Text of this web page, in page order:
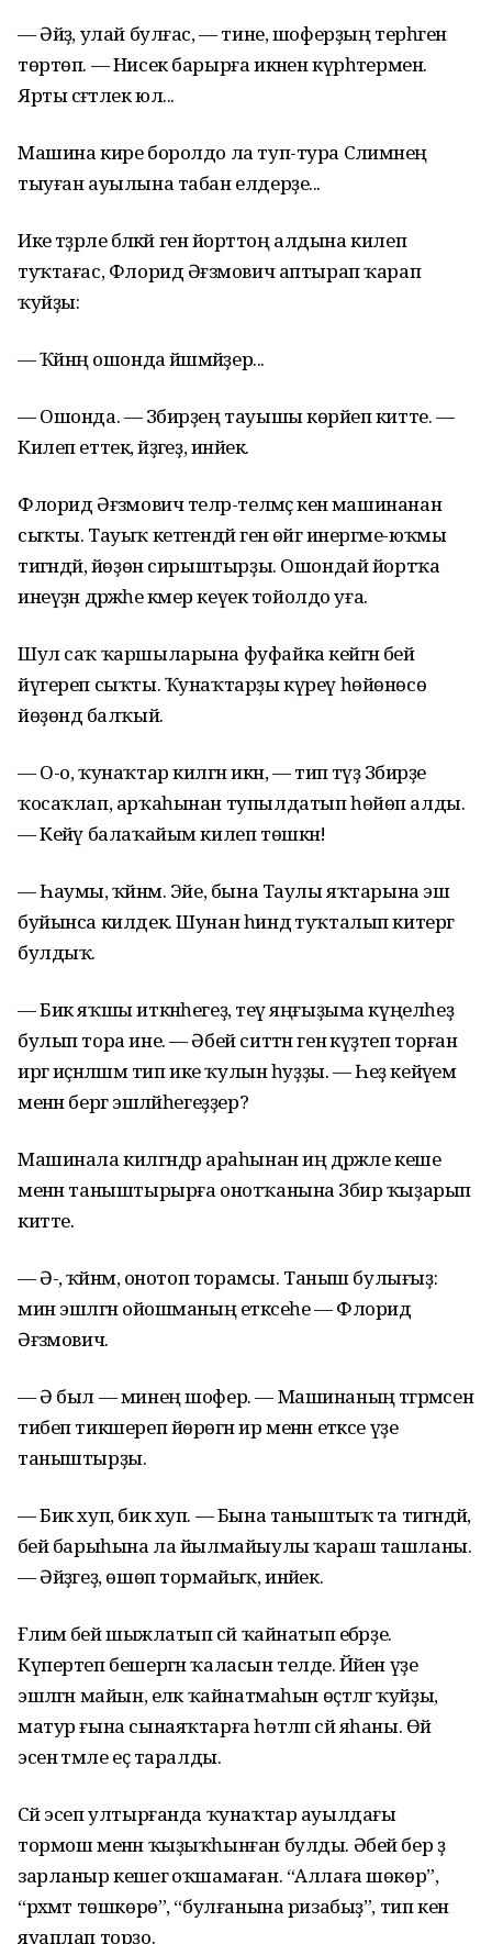
— Әйҙә, улай булғас, — тине, шоферҙың терһәгенә
төртөп. — Нисек барырға икәнен күрһәтермен.
Ярты сәғәтлек юл...
Машина кире боролдо ла туп-тура Сәлимәнең
тыуған ауылына табан елдерҙе...
Ике тәҙрәле бәләкәй генә йорттоң алдына килеп
туҡтағас, Флорид Әғзәмович аптырап ҡарап
ҡуйҙы:
— Ҡәйнәң ошонда йәшәмәйҙер...
— Ошонда. — Зәбирҙең тауышы көрәйеп китте. —
Килеп еттек, әйҙәгеҙ, инәйек.
Флорид Әғзәмович теләр-теләмәҫ кенә машинанан
сыҡты. Тауыҡ кетәгендәй генә өйгә инергәме-юҡмы
тигәндәй, йөҙөн сирыштырҙы. Ошондай йортҡа
инеүҙән дәрәжәһе кәмер кеүек тойолдо уға.
Шул саҡ ҡаршыларына фуфайка кейгән әбей
йүгереп сыҡты. Ҡунаҡтарҙы күреү һөйөнөсө
йөҙөндә балҡый.
— О-о, ҡунаҡтар килгән икән, — тип тәүҙә Зәбирҙе
ҡосаҡлап, арҡаһынан тупылдатып һөйөп алды.
— Кейәү балаҡайым килеп төшкән!
— Һаумы, ҡәйнәм. Эйе, бына Таулы яҡтарына эш
буйынса килдек. Шунан һиндә туҡталып китергә
булдыҡ.
— Бик яҡшы иткәнһегеҙ, әтеү яңғыҙыма күңелһеҙ
булып тора ине. — Әбей ситтән генә күҙәтеп торған
иргә иҫәнләшәм тип ике ҡулын һуҙҙы. — Һеҙ кейәүем
менән бергә эшләйһегеҙҙер?
Машинала килгәндәр араһынан иң дәрәжәле кеше
менән таныштырырға онотҡанына Зәбир ҡыҙарып
китте.
— Ә-ә, ҡәйнәм, онотоп торамсы. Таныш булығыҙ:
мин эшләгән ойошманың етәксеһе — Флорид
Әғзәмович.
— Ә был — минең шофер. — Машинаның тәгәрмәсен
тибеп тикшереп йөрөгән ир менән етәксе үҙе
таныштырҙы.
— Бик хуп, бик хуп. — Бына таныштыҡ та тигәндәй,
әбей барыһына ла йылмайыулы ҡараш ташланы.
— Әйҙәгеҙ, өшөп тормайыҡ, инәйек.
Ғәлимә әбей шыжлатып сәй ҡайнатып ебәрҙе.
Күпертеп бешергән ҡаласын телде. Йәйен үҙе
эшләгән майын, еләк ҡайнатмаһын өҫтәлгә ҡуйҙы,
матур ғына сынаяҡтарға һөтләп сәй яһаны. Өй
эсенә тәмле еҫ таралды.
Сәй эсеп ултырғанда ҡунаҡтар ауылдағы
тормош менән ҡыҙыҡһынған булды. Әбей бер ҙә
зарланыр кешегә оҡшамаған. “Аллаға шөкөр”,
“рәхмәт төшкөрө”, “булғанына ризабыҙ”, тип кенә
яуаплап торҙо.